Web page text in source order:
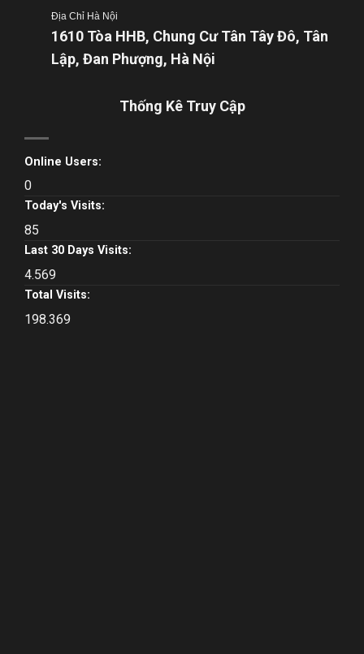
Địa Chỉ Hà Nội
1610 Tòa HHB, Chung Cư Tân Tây Đô, Tân
Lập, Đan Phượng, Hà Nội
Thống Kê Truy Cập
Online Users:
0
Today's Visits:
85
Last 30 Days Visits:
4.569
Total Visits:
198.369